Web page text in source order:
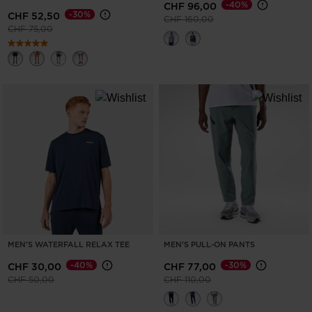
version
for
United
States
CHF 52,50
Prezzo ridotto da
CHF 75,00a
-30%
CHF 96,00
Prezzo ridotto da
CHF 160,00a
-40%
MEN'S WATERFALL RELAX TEE
CHF 30,00
Prezzo ridotto da
CHF 50,00a
-40%
MEN'S PULL-ON PANTS
CHF 77,00
Prezzo ridotto da
CHF 110,00a
-30%